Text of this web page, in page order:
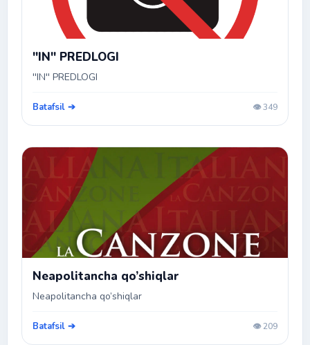
''IN'' PREDLOGI
''IN'' PREDLOGI
Batafsil ➔ 👁️ 349
Neapolitancha qo’shiqlar
Neapolitancha qo’shiqlar
Batafsil ➔ 👁️ 209